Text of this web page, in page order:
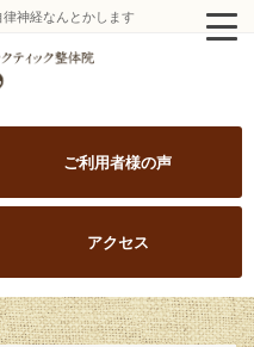
律神経なんとかします
ご利用者様の声
アクセス